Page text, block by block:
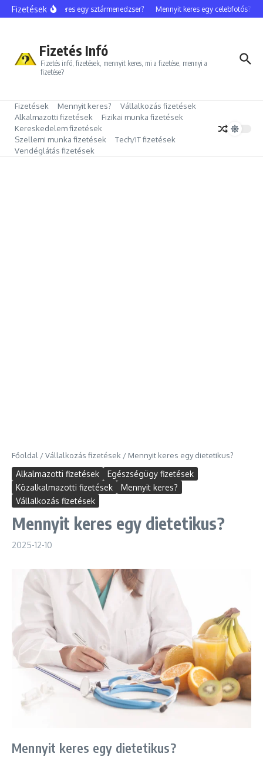
Ugrás a tartalomhoz
Fizetések
Mennyit keres egy sztármenedzser? Mennyit keres egy celebfotós?
Fizetés Infó
Fizetés infó, fizetések, mennyit keres, mi a fizetése, mennyi a
fizetése?
Fizetések Mennyit keres?
Vállalkozás fizetések
Alkalmazotti fizetések
Fizikai munka fizetések
Kereskedelem fizetések
Szellemi munka fizetések
Tech/IT fizetések
Vendéglátás fizetések
Főoldal /Vállalkozás fizetések / Mennyit keres egy dietetikus?
Alkalmazotti fizetések
Egészségügy fizetések
Közalkalmazotti fizetések
Mennyit keres?
Vállalkozás fizetések
Mennyit keres egy dietetikus?
2025-12-10
Mennyit keres egy dietetikus?